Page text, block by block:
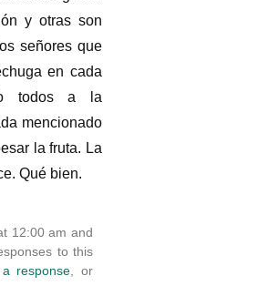
y otras son
señores que
en cada
todos a la
mencionado
la fruta. La
Qué bien.
12:00 am and
to this
response , or